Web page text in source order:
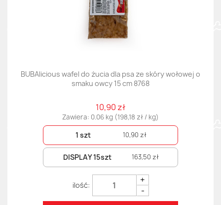
BUBAlicious wafel do żucia dla psa ze skóry wołowej o
smaku owcy 15 cm 8768
10,90 zł
Zawiera: 0.06 kg (198,18 zł / kg)
1 szt 10,90 zł
DISPLAY 15szt 163,50 zł
+
-